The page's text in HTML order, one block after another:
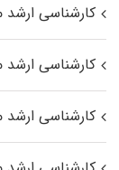
کارشناسی
کارشناسی
کارشناسی